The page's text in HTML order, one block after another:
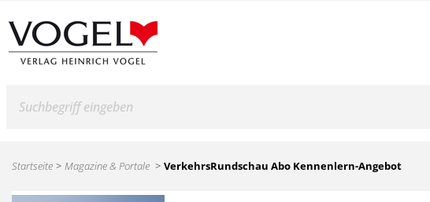
Startseite Magazine & Portale VerkehrsRundschau Abo Kennenlern-Angebot